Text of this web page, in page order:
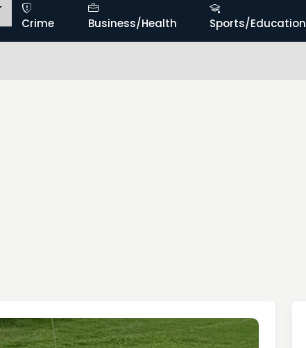
Crime
Business/Health Sports/Education